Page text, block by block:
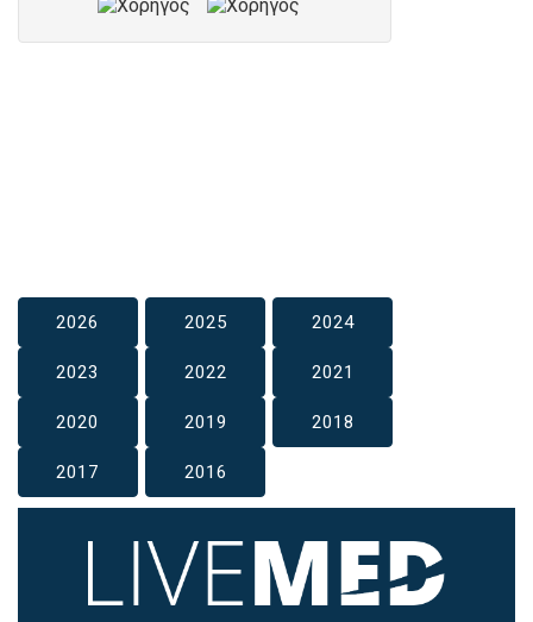
2026 2025 2024
2023 2022 2021
2020 2019 2018
2017 2016